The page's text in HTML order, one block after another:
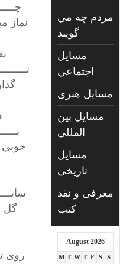
نماز
گل
روی
مردم چه مي
گويند
مسايل
اجتماعي
مسايل هنری
مسایل بین
المللی
مسایل
تاریخی
معرفی و نقد
کتب
August 2026
M T W T F S
S